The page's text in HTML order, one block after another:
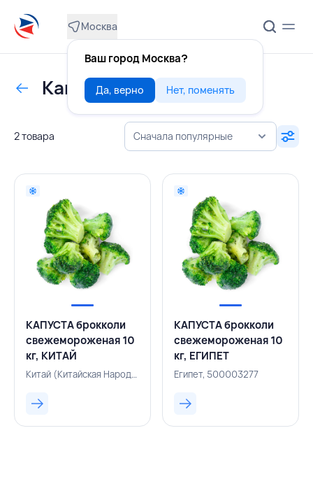
Москва
Ваш город Москва?
Да, верно Нет, поменять
Капуста брокколи с/м
2 товара Сначала популярные
КАПУСТА брокколи
свежемороженая 10
кг, КИТАЙ
Китай (Китайская Народная Республика), 500001642
КАПУСТА брокколи
свежемороженая 10
кг, ЕГИПЕТ
Египет, 500003277